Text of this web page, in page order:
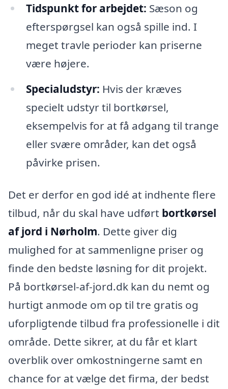
Tidspunkt for arbejdet: Sæson og
efterspørgsel kan også spille ind. I
meget travle perioder kan priserne
være højere.
Specialudstyr: Hvis der kræves
specielt udstyr til bortkørsel,
eksempelvis for at få adgang til trange
eller svære områder, kan det også
påvirke prisen.
Det er derfor en god idé at indhente flere
tilbud, når du skal have udført bortkørsel
af jord i Nørholm. Dette giver dig
mulighed for at sammenligne priser og
finde den bedste løsning for dit projekt.
På bortkørsel-af-jord.dk kan du nemt og
hurtigt anmode om op til tre gratis og
uforpligtende tilbud fra professionelle i dit
område. Dette sikrer, at du får et klart
overblik over omkostningerne samt en
chance for at vælge det firma, der bedst